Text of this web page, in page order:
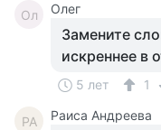
Ол Олег
Замените
искреннее в
5 лет 1
РА Раиса Андреева